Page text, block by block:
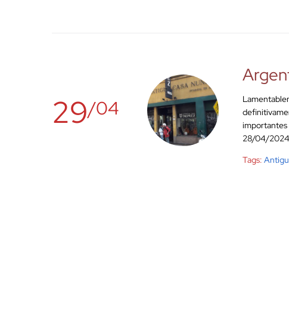
29/04
importantes
28/04/
Tags: